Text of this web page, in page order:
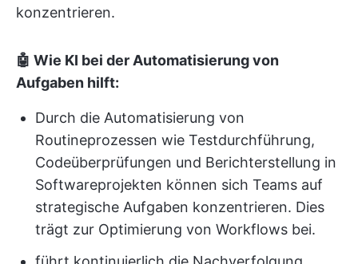
konzentrieren.
🤖 Wie KI bei der Automatisierung von
Aufgaben hilft:
Durch die Automatisierung von
Routineprozessen wie Testdurchführung,
Codeüberprüfungen und Berichterstellung in
Softwareprojekten können sich Teams auf
strategische Aufgaben konzentrieren. Dies
trägt zur Optimierung von Workflows bei.